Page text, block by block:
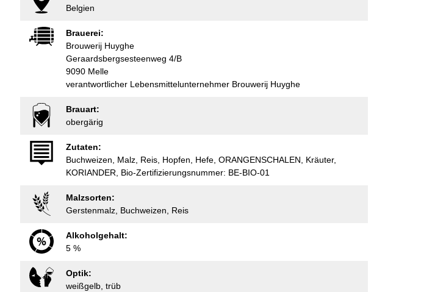
Belgien
Brauerei:
Brouwerij Huyghe
Geraardsbergsesteenweg 4/B
9090 Melle
verantwortlicher Lebensmittelunternehmer Brouwerij Huyghe
Brauart:
obergärig
Zutaten:
Buchweizen, Malz, Reis, Hopfen, Hefe, ORANGENSCHALEN, Kräuter,
KORIANDER, Bio-Zertifizierungsnummer: BE-BIO-01
Malzsorten:
Gerstenmalz, Buchweizen, Reis
Alkoholgehalt:
5 %
Optik:
weißgelb, trüb